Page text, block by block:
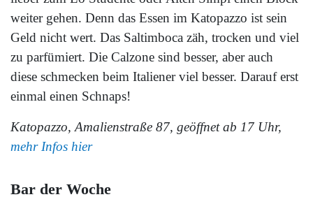
weiter gehen. Denn das Essen im Katopazzo ist sein
Geld nicht wert. Das Saltimboca zäh, trocken und viel
zu parfümiert. Die Calzone sind besser, aber auch
diese schmecken beim Italiener viel besser. Darauf erst
einmal einen Schnaps!
Katopazzo, Amalienstraße 87, geöffnet ab 17 Uhr,
mehr Infos hier
Bar der Woche